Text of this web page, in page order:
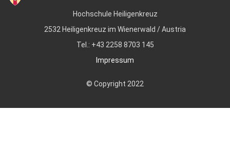
Hochschule Heiligenkreuz
2532 Heiligenkreuz im Wienerwald / Austria
Tel.: +43 2258 8703 145
Impressum
© Copyright 2022